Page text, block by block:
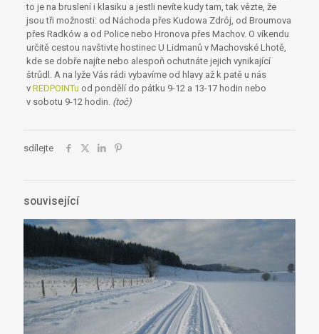
to je na bruslení i klasiku a jestli nevíte kudy tam, tak vězte, že
jsou tři možnosti: od Náchoda přes Kudowa Zdrój, od Broumova
přes Radków a od Police nebo Hronova přes Machov. O víkendu
určitě cestou navštivte hostinec U Lidmanů v Machovské Lhotě,
kde se dobře najíte nebo alespoň ochutnáte jejich vynikající
štrůdl. A na lyže Vás rádi vybavíme od hlavy až k patě u nás
v REDPOINTu od pondělí do pátku 9-12 a 13-17 hodin nebo
v sobotu 9-12 hodin. (toč)
sdílejte
související